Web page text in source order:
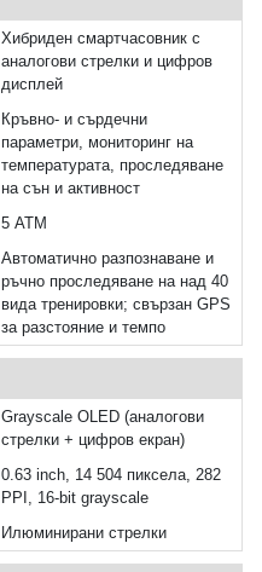
Хибриден смартчасовник с
аналогови стрелки и цифров
дисплей
Кръвно- и сърдечни
параметри, мониторинг на
температурата, проследяване
на сън и активност
5 ATM
Автоматично разпознаване и
ръчно проследяване на над 40
вида тренировки; свързан GPS
за разстояние и темпо
Grayscale OLED (аналогови
стрелки + цифров екран)
0.63 inch, 14 504 пиксела, 282
PPI, 16‑bit grayscale
Илюминирани стрелки